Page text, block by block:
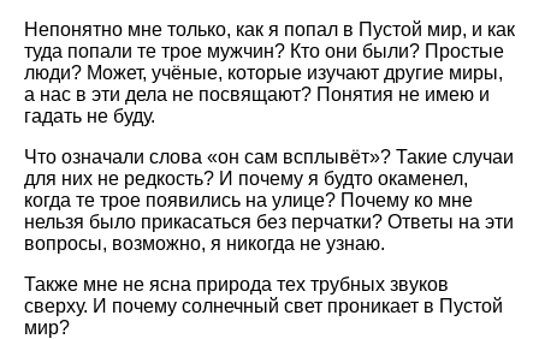
Непонятно мне только, как я попал в Пустой мир, и как
туда попали те трое мужчин? Кто они были? Простые
люди? Может, учёные, которые изучают другие миры,
а нас в эти дела не посвящают? Понятия не имею и
гадать не буду.
Что означали слова «он сам всплывёт»? Такие случаи
для них не редкость? И почему я будто окаменел,
когда те трое появились на улице? Почему ко мне
нельзя было прикасаться без перчатки? Ответы на эти
вопросы, возможно, я никогда не узнаю.
Также мне не ясна природа тех трубных звуков
сверху. И почему солнечный свет проникает в Пустой
мир?